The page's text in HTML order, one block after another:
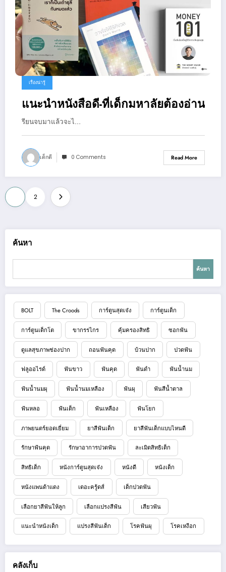
เรื่องน่ารู้
แนะนำหนังสือดี-ที่เด็กมหาลัยต้องอ่าน
รียนจบมาแล้วจะไ…
เด็กดี 0 Comments Read More
Posts
pagination
2
ค้นหา
ค้นหา
BOLT The Croods การ์ตูนสุดเจ๋ง การ์ตูนเด็ก
การ์ตูนเด็กโต ขากรรไกร คุ้มครองสิทธิ ซอกฟัน
ดูแลสุขภาพช่องปาก ถอนฟันคุด บ้วนปาก ปวดฟัน
ฟลูออไรด์ ฟันขาว ฟันคุด ฟันดำ ฟันน้ำนม
ฟันน้ำนมผุ ฟันน้ำนมเหลือง ฟันผุ ฟันสีน้ำตาล
ฟันหลอ ฟันเด็ก ฟันเหลือง ฟันโยก
ภาพยนตร์ยอดเยี่ยม ยาสีฟันเด็ก ยาสีฟันเด็กแบบไหนดี
รักษาฟันคุด รักษาอาการปวดฟัน ละเมิดสิทธิเด็ก
สิทธิเด็ก หนังการ์ตูนสุดเจ๋ง หนังดี หนังเด็ก
หนังแพนด้าแดง เดอะครู้ดส์ เด็กปวดฟัน
เลือกยาสีฟันให้ลูก เลือกแปรงสีฟัน เสียวฟัน
แนะนำหนังเด็ก แปรงสีฟันเด็ก โรคฟันผุ โรคเหงือก
คลังเก็บ